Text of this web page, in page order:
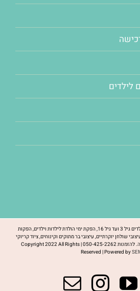
לילדים
לאלילנד - הפעלות ואירועי יוקרה לילדים גיל 3 ועד גיל 16, הפקת ימי הולדת לילדות וילדים, הפקות
שולחן יוקרתיים, עיצובי בר מתוקים וקינוחים, ציוד קריוקי
להשכרה, מתנות יום הולדת לרכישה. להזמנות 050-425-2262 | Copyright 2022 All Rights
Reserved | Powered by
Facebook
YouTube
Instagram
כתובת